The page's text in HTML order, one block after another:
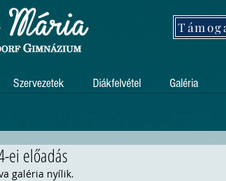
Szervezetek Diákfelvétel Galéria
ei előadás
galéria nyílik.